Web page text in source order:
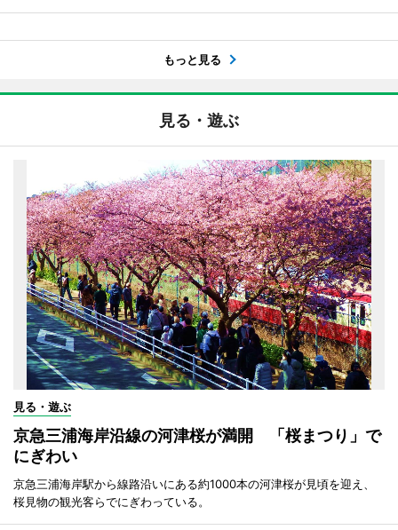
もっと見る
見る・遊ぶ
見る・遊ぶ
京急三浦海岸沿線の河津桜が満開 「桜まつり」で
にぎわい
京急三浦海岸駅から線路沿いにある約1000本の河津桜が見頃を迎え、
桜見物の観光客らでにぎわっている。